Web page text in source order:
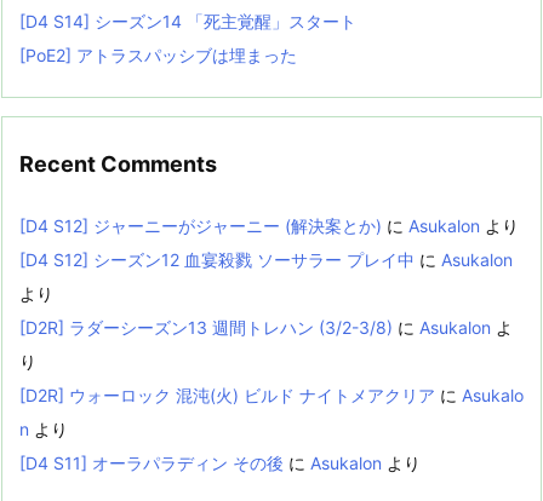
[D4 S14] シーズン14 「死主覚醒」スタート
[PoE2] アトラスパッシブは埋まった
Recent Comments
[D4 S12] ジャーニーがジャーニー (解決案とか) に Asukalon より
[D4 S12] シーズン12 血宴殺戮 ソーサラー プレイ中 に Asukalon
より
[D2R] ラダーシーズン13 週間トレハン (3/2-3/8) に Asukalon よ
り
[D2R] ウォーロック 混沌(火) ビルド ナイトメアクリア に Asukalo
n より
[D4 S11] オーラパラディン その後 に Asukalon より